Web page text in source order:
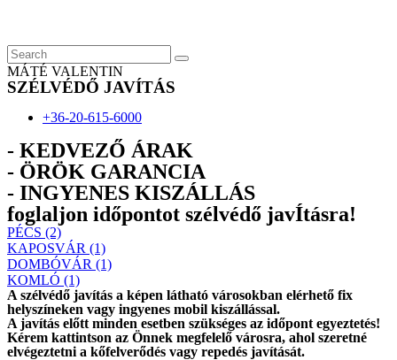
content
MÁTÉ VALENTIN
SZÉLVÉDŐ JAVÍTÁS
+36-20-615-6000
- KEDVEZŐ ÁRAK
- ÖRÖK GARANCIA
- INGYENES KISZÁLLÁS
foglaljon időpontot szélvédő javÍtásra!
PÉCS (2)
KAPOSVÁR (1)
DOMBÓVÁR (1)
KOMLÓ (1)
A szélvédő javítás a képen látható városokban elérhető fix
helyszíneken vagy ingyenes mobil kiszállással.
A javítás előtt minden esetben szükséges az időpont egyeztetés!
Kérem kattintson az Önnek megfelelő városra, ahol szeretné
elvégeztetni a kőfelverődés vagy repedés javítását.